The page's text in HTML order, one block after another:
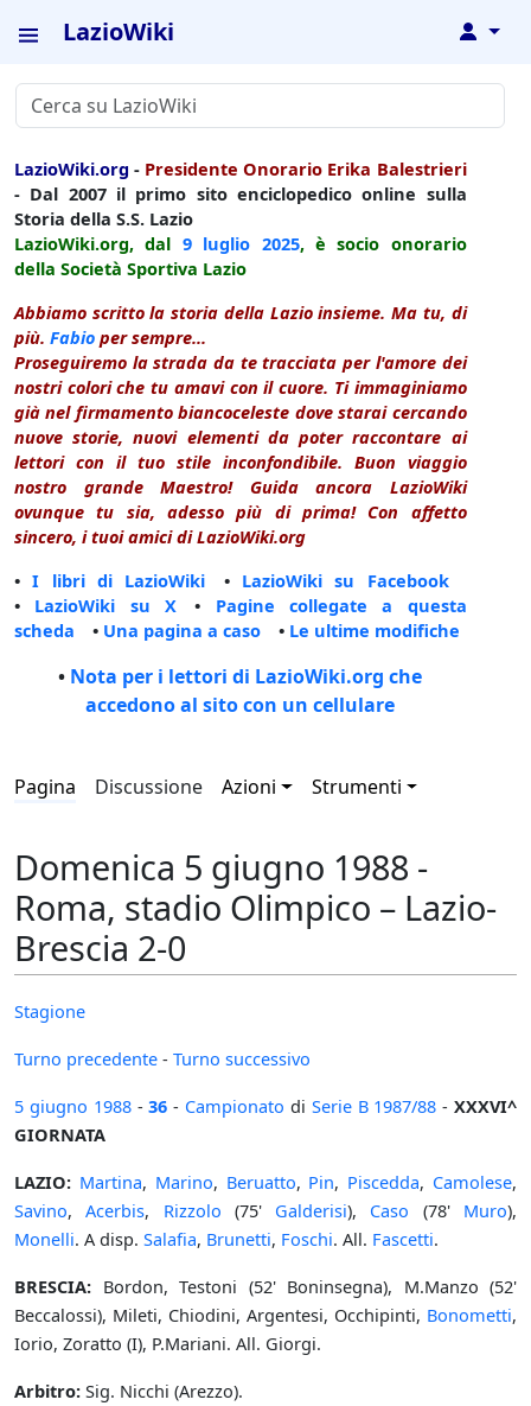
LazioWiki ↓
LazioWiki.org - Presidente Onorario Erika Balestrieri
- Dal 2007 il primo sito enciclopedico online sulla
Storia della S.S. Lazio
LazioWiki.org, dal 9 luglio 2025, è socio onorario
della Società Sportiva Lazio
Abbiamo scritto la storia della Lazio insieme. Ma tu, di
più. Fabio per sempre...
Proseguiremo la strada da te tracciata per l'amore dei
nostri colori che tu amavi con il cuore. Ti immaginiamo
già nel firmamento biancoceleste dove starai cercando
nuove storie, nuovi elementi da poter raccontare ai
lettori con il tuo stile inconfondibile. Buon viaggio
nostro grande Maestro! Guida ancora LazioWiki
ovunque tu sia, adesso più di prima! Con affetto
sincero, i tuoi amici di LazioWiki.org
•I libri di LazioWiki • LazioWiki su Facebook
• LazioWiki su X • Pagine collegate a questa
scheda • Una pagina a caso • Le ultime modifiche
• Nota per i lettori di LazioWiki.org che
accedono al sito con un cellulare
Pagina Discussione Azioni Strumenti
Domenica 5 giugno 1988 -
Roma, stadio Olimpico – Lazio-
Brescia 2-0
Stagione
Turno precedente - Turno successivo
5 giugno 1988-36 - Campionato di Serie B 1987/88 -XXXVI^
GIORNATA
LAZIO: Martina, Marino, Beruatto, Pin, Piscedda, Camolese,
Savino,Acerbis, Rizzolo (75' Galderisi), Caso (78' Muro),
Monelli. A disp. Salafia, Brunetti, Foschi. All. Fascetti.
BRESCIA: Bordon, Testoni (52' Boninsegna), M.Manzo (52'
Beccalossi), Mileti, Chiodini, Argentesi, Occhipinti, Bonometti,
Iorio, Zoratto (I), P.Mariani. All. Giorgi.
Arbitro: Sig. Nicchi (Arezzo).